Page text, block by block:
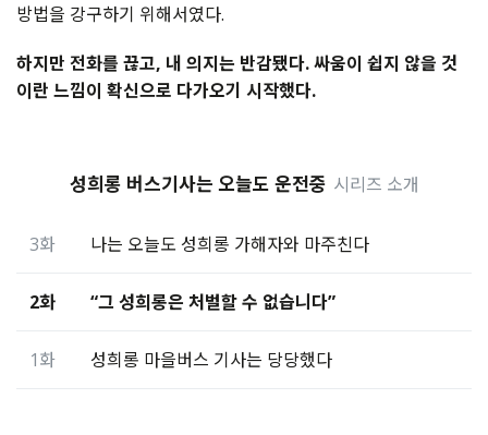
방법을 강구하기 위해서였다.
하지만 전화를 끊고, 내 의지는 반감됐다. 싸움이 쉽지 않을 것
이란 느낌이 확신으로 다가오기 시작했다.
성희롱 버스기사는 오늘도 운전중 시리즈 소개
3화 나는 오늘도 성희롱 가해자와 마주친다
2화 “그 성희롱은 처벌할 수 없습니다”
1화 성희롱 마을버스 기사는 당당했다